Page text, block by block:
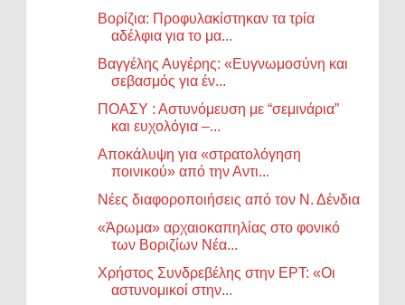
Βορίζια: Προφυλακίστηκαν τα τρία
αδέλφια για το μα...
Βαγγέλης Αυγέρης: «Ευγνωμοσύνη και
σεβασμός για έν...
ΠΟΑΣΥ : Αστυνόμευση με “σεμινάρια”
και ευχολόγια –...
Αποκάλυψη για «στρατολόγηση
ποινικού» από την Αντι...
Νέες διαφοροποιήσεις από τον Ν. Δένδια
«Άρωμα» αρχαιοκαπηλίας στο φονικό
των Βοριζίων Νέα...
Χρήστος Συνδρεβέλης στην ΕΡΤ: «Οι
αστυνομικοί στην...